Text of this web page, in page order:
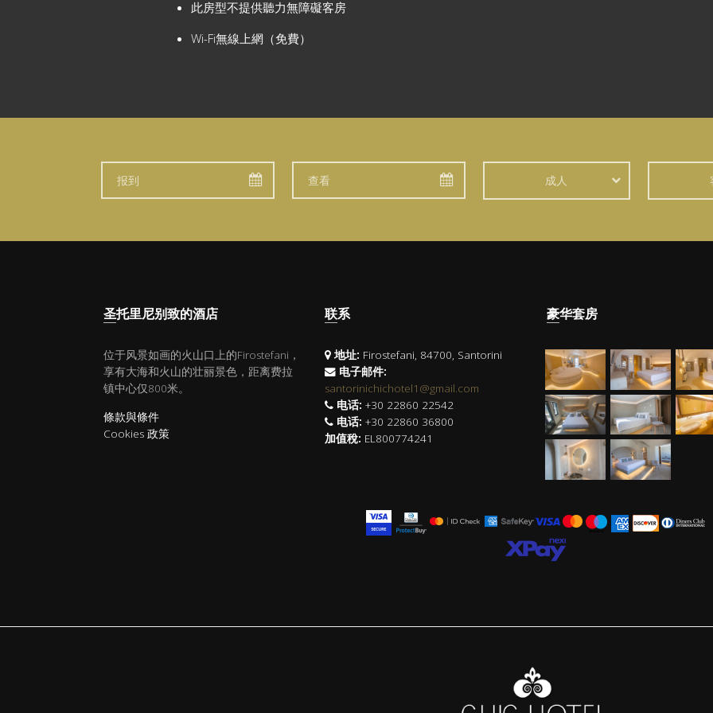
此房型不提供聽力無障礙客房
Wi-Fi無線上網（免費）
成人
圣托里尼别致的酒店
位于风景如画的火山口上的Firostefani，
享有大海和火山的壮丽景色，距离费拉
镇中心仅800米。
條款與條件
Cookies 政策
联系
地址: Firostefani, 84700, Santorini
电子邮件:
santorinichichotel1@gmail.com
电话: +30 22860 22542
电话: +30 22860 36800
加值稅: EL800774241
豪华套房